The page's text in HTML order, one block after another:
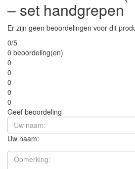
– set handgrepen
Er zijn geen beoordelingen voor dit
0/5
0 beoordeling(en)
0
0
0
0
0
Geef beoordeling
Uw naam: